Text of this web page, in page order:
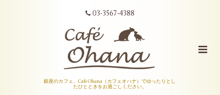
03-3567-4388
銀座のカフェ、Cafe Ohana（カフェオハナ）でゆったりとし
たひとときをお過ごしください。